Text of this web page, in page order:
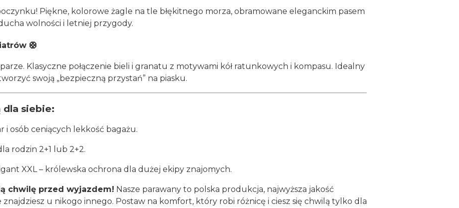
Piękne, kolorowe żagle na tle błękitnego morza, obramowane eleganckim pasem
wolności i letniej przygody.
🛟
Klasyczne połączenie bieli i granatu z motywami kół ratunkowych i kompasu. Idealny
swoją „bezpieczną przystań” na piasku.
dla siebie:
i osób ceniących lekkość bagażu.
rodzin 2+1 lub 2+2.
XXL – królewska ochrona dla dużej ekipy znajomych.
chwilę przed wyjazdem! Nasze parawany to polska produkcja, najwyższa jakość
znajdziesz u nikogo innego. Postaw na komfort, który robi różnicę i ciesz się chwilą tylko dla